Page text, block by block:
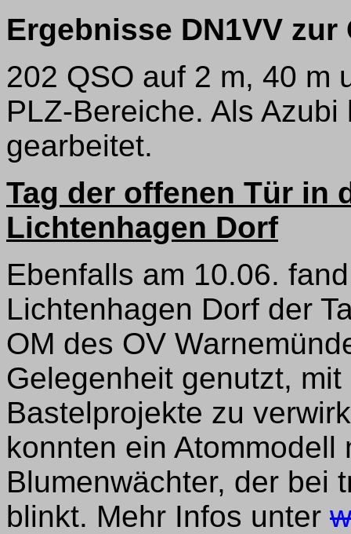
Ergebnisse DN1VV zur
202 QSO auf 2 m, 40 m
PLZ-Bereiche. Als
gearbeitet.
Tag der offenen Tür in
Lichtenhagen Dorf
Ebenfalls am 10.06.
Lichtenhagen Dorf der
OM des OV
Gelegenheit genutzt,
Bastelprojekte zu
konnten ein
Blumenwächter, der bei
blinkt. Mehr Infos unter